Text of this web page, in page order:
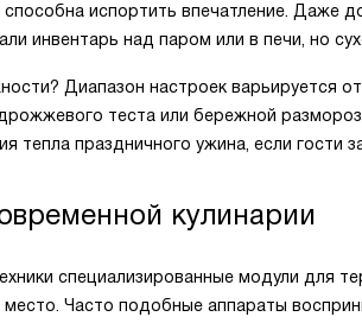
испортить впечатление. Даже
инвентарь над паром или в печи, но
Диапазон настроек варьируется
теста или бережной
тепла праздничного ужина, если гости
кулинарии
специализированные модули для
Часто подобные аппараты